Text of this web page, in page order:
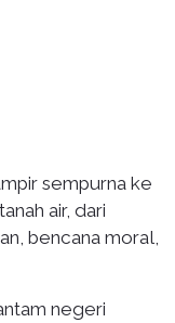
sempurna ke
air, dari
bencana moral,
negeri